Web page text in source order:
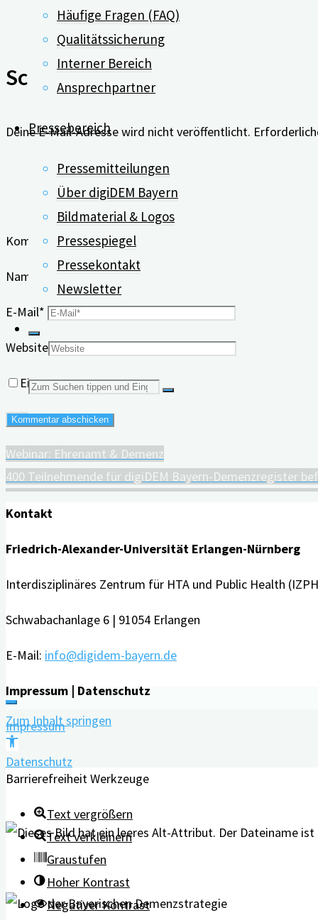
Häufige Fragen (FAQ)
Qualitätssicherung
Interner Bereich
Ansprechpartner
Pressebereich
Pressemitteilungen
Über digiDEM Bayern
Bildmaterial & Logos
Pressespiegel
Pressekontakt
Newsletter
Suchen
05.07.2023
Schreibe einen Kommentar
Deine E-Mail-Adresse wird nicht veröffentlicht.
Kommentar
Name
E-Mail*
Website
Eigenen Namen, eigene E-Mail-Adresse und eigene
Webinar: Ehrenamt & Demenz
400 Teilnehmende für digiDEM Bayern-Demenzregister
Kontakt
Friedrich-Alexander-Universität Erlangen-Nürnberg
Interdisziplinäres Zentrum für HTA und Public Health
Schwabachanlage 6 | 91054 Erlangen
E-Mail: info@digidem-bayern.de
Impressum | Datenschutz
Impressum
Datenschutz
Zum Inhalt springen
Werkzeugleiste
öffnen
Barrierefreiheit Werkzeuge
Text vergrößern
Text verkleinern
Graustufen
Hoher Kontrast
Negativer Kontrast